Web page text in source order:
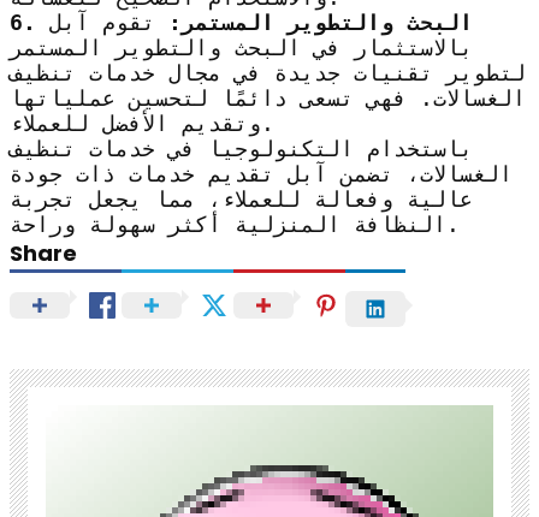
6. البحث والتطوير المستمر:
تقوم آبل
بالاستثمار في البحث والتطوير المستمر
لتطوير تقنيات جديدة في مجال خدمات تنظيف
الغسالات. فهي تسعى دائمًا لتحسين عملياتها
وتقديم الأفضل للعملاء.
باستخدام التكنولوجيا في خدمات تنظيف
الغسالات، تضمن آبل تقديم خدمات ذات جودة
عالية وفعالة للعملاء، مما يجعل تجربة
النظافة المنزلية أكثر سهولة وراحة.
Share